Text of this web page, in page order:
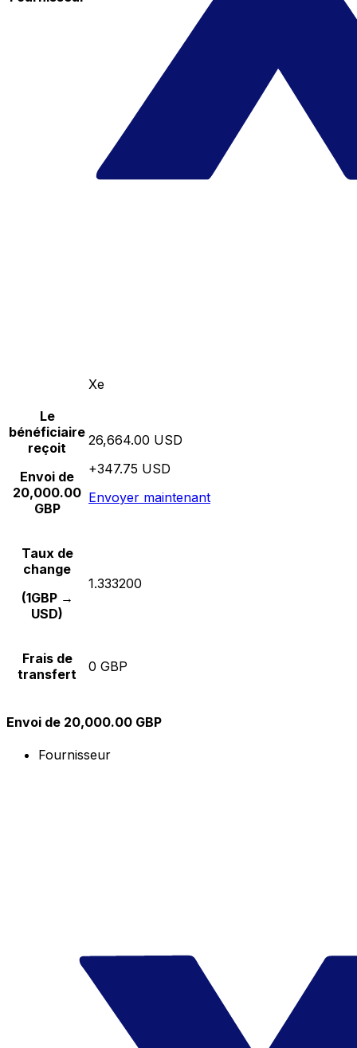
Xe
Le
bénéficiaire
reçoit
Envoi de
20,000.00
GBP
26,664.00 USD
+347.75 USD
Envoyer maintenant
Taux de
change
(1GBP →
USD)
1.333200
Frais de
transfert
0 GBP
Envoi de 20,000.00 GBP
Fournisseur